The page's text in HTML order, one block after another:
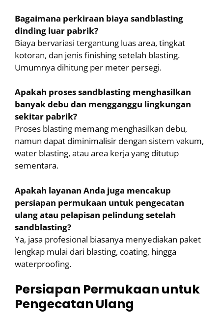
Bagaimana perkiraan biaya sandblasting
dinding luar pabrik?
Biaya bervariasi tergantung luas area, tingkat
kotoran, dan jenis finishing setelah blasting.
Umumnya dihitung per meter persegi.
Apakah proses sandblasting menghasilkan
banyak debu dan mengganggu lingkungan
sekitar pabrik?
Proses blasting memang menghasilkan debu,
namun dapat diminimalisir dengan sistem vakum,
water blasting, atau area kerja yang ditutup
sementara.
Apakah layanan Anda juga mencakup
persiapan permukaan untuk pengecatan
ulang atau pelapisan pelindung setelah
sandblasting?
Ya, jasa profesional biasanya menyediakan paket
lengkap mulai dari blasting, coating, hingga
waterproofing.
Persiapan Permukaan untuk
Pengecatan Ulang